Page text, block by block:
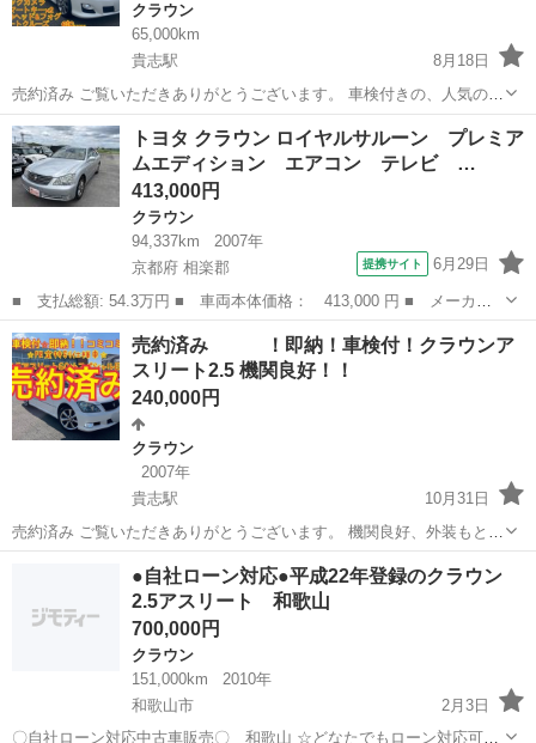
クラウン
65,000km
貴志駅
8月18日
売約済み ご覧いただきありがとうございます。 車検付きの、人気のホ
ワイトパールクリスタルシャインの、200系のクラウンアスリートにな
ります。 経済的な2500cc。 車両価格に消費税、税金関係、リサ...
和歌山 紀の川市 貴志駅 クラウン 車両
トヨタ クラウン ロイヤルサルーン プレミア
ムエディション エアコン テレビ …
413,000円
クラウン
94,337km
2007年
京都府 相楽郡
提携サイト 6月29日
■ 支払総額: 54.3万円 ■ 車両本体価格： 413,000 円 ■ メーカー
名： トヨタ ■ 車種名： クラウン ■ グレード名： ロイヤルサ
ルーン プレミアムエディション エアコン テレビ ナビ ＥＴ
Ｃ クルーズコ...
京都 相楽郡 クラウン
売約済み ！即納！車検付！クラウンア
スリート2.5 機関良好！！
240,000円
クラウン
2007年
貴志駅
10月31日
売約済み ご覧いただきありがとうございます。 機関良好、外装もとて
も綺麗なクラウンアスリートになります。 60thスペシャルエディショ
ンとなります。 ヘッドライト磨き、コーティング施工致しました。 ...
紀の川市 クラウン クラウンアスリート
●自社ローン対応●平成22年登録のクラウン
2.5アスリート 和歌山
700,000円
クラウン
151,000km
2010年
和歌山市
2月3日
〇自社ローン対応中古車販売〇 和歌山 ☆どなたでもローン対応可能